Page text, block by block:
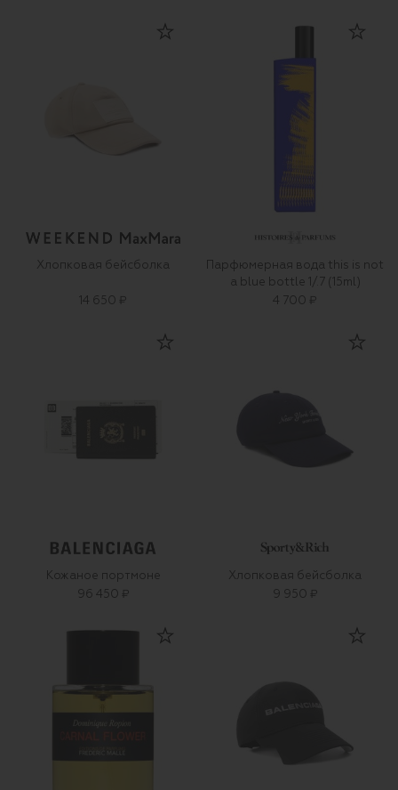
Хлопковая бейсболка
14 650 ₽
Парфюмерная вода this is not
a blue bottle 1/.7 (15ml)
4 700 ₽
Кожаное портмоне
96 450 ₽
Хлопковая бейсболка
9 950 ₽